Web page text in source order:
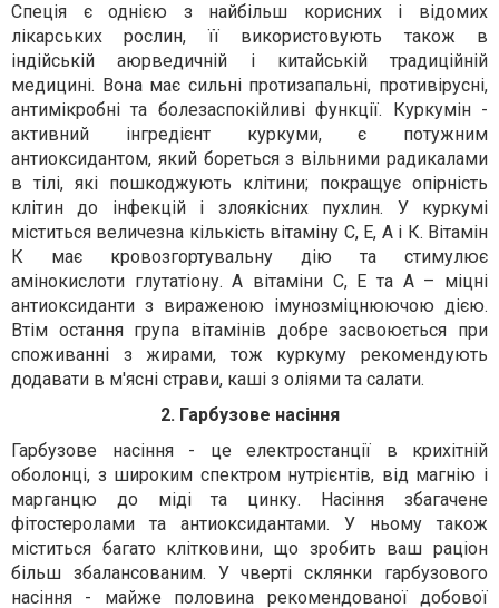
Спеція є однією з найбільш корисних і відомих
лікарських рослин, її використовують також в
індійській аюрведичній і китайській традиційній
медицині. Вона має сильні протизапальні, противірусні,
антимікробні та болезаспокійливі функції. Куркумін -
активний інгредієнт куркуми, є потужним
антиоксидантом, який бореться з вільними радикалами
в тілі, які пошкоджують клітини; покращує опірність
клітин до інфекцій і злоякісних пухлин. У куркумі
міститься величезна кількість вітаміну С, Е, А і К. Вітамін
К має кровозгортувальну дію та стимулює
амінокислоти глутатіону. А вітаміни С, Е та А – міцні
антиоксиданти з вираженою імунозміцнюючою дією.
Втім остання група вітамінів добре засвоюється при
споживанні з жирами, тож куркуму рекомендують
додавати в м'ясні страви, каші з оліями та салати.
2. Гарбузове насіння
Гарбузове насіння - це електростанції в крихітній
оболонці, з широким спектром нутрієнтів, від магнію і
марганцю до міді та цинку. Насіння збагачене
фітостеролами та антиоксидантами. У ньому також
міститься багато клітковини, що зробить ваш раціон
більш збалансованим. У чверті склянки гарбузового
насіння - майже половина рекомендованої добової